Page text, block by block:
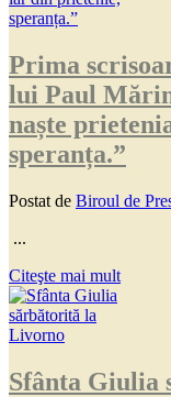
Prima
lui Paul
naște
speranța.”
Postat de Biroul de
...
Citeşte mai mult
Sfânta Giulia